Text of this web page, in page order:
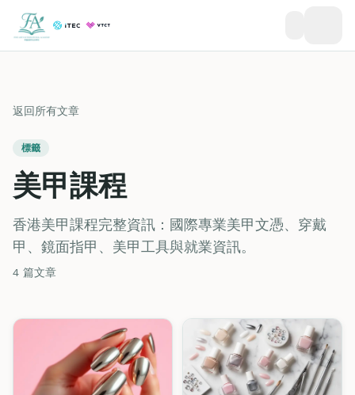
返回所有文章
標籤
美甲課程
香港美甲課程完整資訊：國際專業美甲文憑、穿戴
甲、鏡面指甲、美甲工具與就業資訊。
4 篇文章